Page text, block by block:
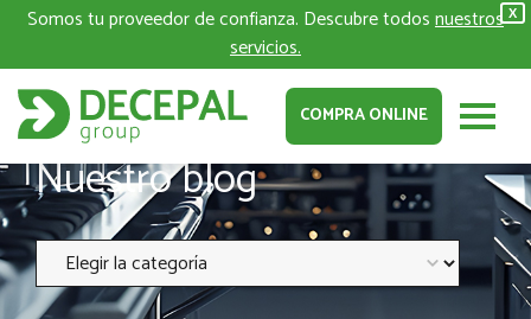
X
Somos tu proveedor de confianza. Descubre todosnuestros
servicios.
COMPRA ONLINE
Nuestro blog